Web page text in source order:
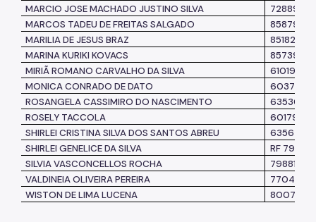
MARCIO JOSE MACHADO JUSTINO SILVA
7288905
MARCOS TADEU DE FREITAS SALGADO
8587906
MARILIA DE JESUS BRAZ
8518220
MARINA KURIKI KOVACS
8573972
MIRIÃ ROMANO CARVALHO DA SILVA
6101950
MONICA CONRADO DE DATO
6037992
ROSANGELA CASSIMIRO DO NASCIMENTO
6353053
ROSELY TACCOLA
6017924
SHIRLEI CRISTINA SILVA DOS SANTOS ABREU
6356273
SHIRLEI GENELICE DA SILVA
RF
SILVIA VASCONCELLOS ROCHA
7988117.1
VALDINEIA OLIVEIRA PEREIRA
7704020
WISTON DE LIMA LUCENA
8007292